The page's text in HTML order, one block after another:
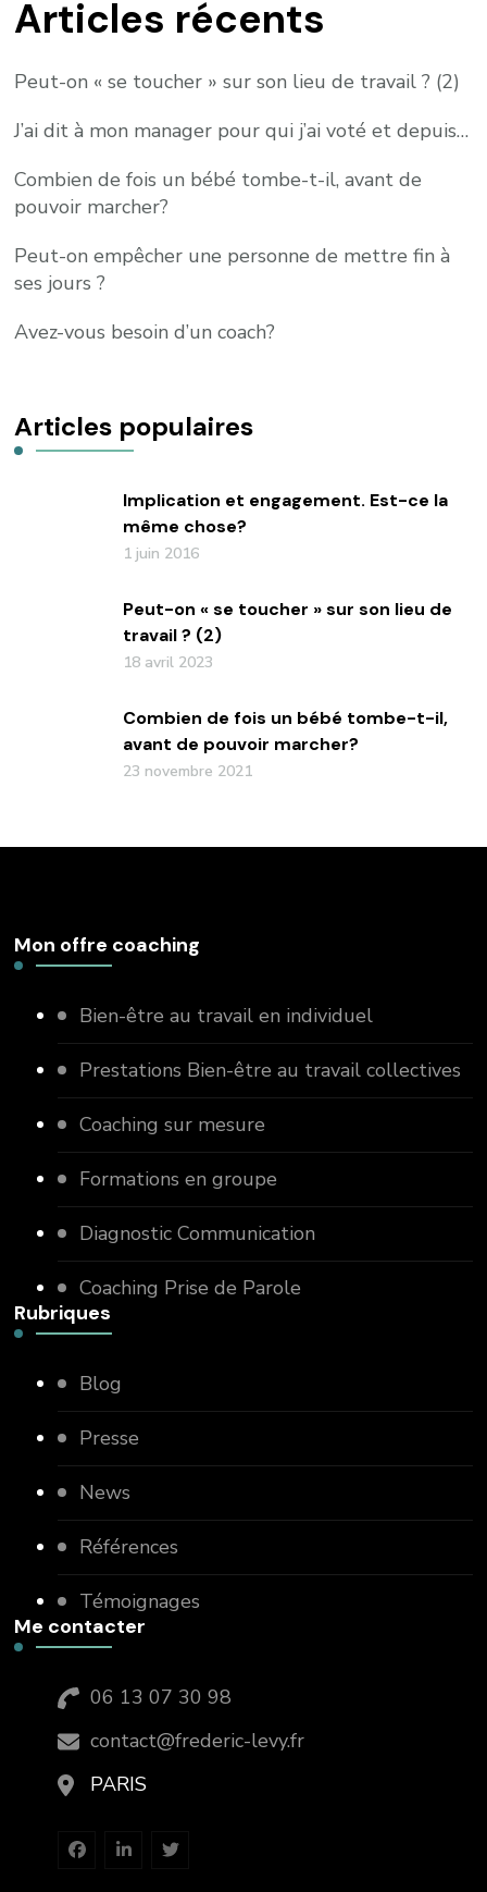
Articles récents
Peut-on « se toucher » sur son lieu de travail ? (2)
J’ai dit à mon manager pour qui j’ai voté et depuis…
Combien de fois un bébé tombe-t-il, avant de
pouvoir marcher?
Peut-on empêcher une personne de mettre fin à
ses jours ?
Avez-vous besoin d’un coach?
Articles populaires
Implication et engagement. Est-ce la
même chose?
1 juin 2016
Peut-on « se toucher » sur son lieu de
travail ? (2)
18 avril 2023
Combien de fois un bébé tombe-t-il,
avant de pouvoir marcher?
23 novembre 2021
Mon offre coaching
Bien-être au travail en individuel
Prestations Bien-être au travail collectives
Coaching sur mesure
Formations en groupe
Diagnostic Communication
Coaching Prise de Parole
Rubriques
Blog
Presse
News
Références
Témoignages
Me contacter
06 13 07 30 98
contact@frederic-levy.fr
PARIS